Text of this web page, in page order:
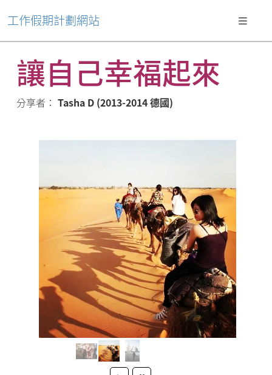
工作假期計劃網站
讓自己幸福起來
分享者： Tasha D (2013-2014 德國)